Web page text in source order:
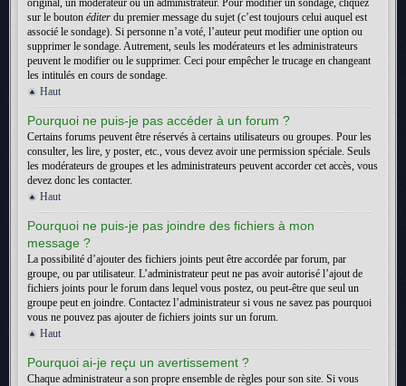
original, un modérateur ou un administrateur. Pour modifier un sondage, cliquez
sur le bouton éditer du premier message du sujet (c’est toujours celui auquel est
associé le sondage). Si personne n’a voté, l’auteur peut modifier une option ou
supprimer le sondage. Autrement, seuls les modérateurs et les administrateurs
peuvent le modifier ou le supprimer. Ceci pour empêcher le trucage en changeant
les intitulés en cours de sondage.
Haut
Pourquoi ne puis-je pas accéder à un forum ?
Certains forums peuvent être réservés à certains utilisateurs ou groupes. Pour les
consulter, les lire, y poster, etc., vous devez avoir une permission spéciale. Seuls
les modérateurs de groupes et les administrateurs peuvent accorder cet accès, vous
devez donc les contacter.
Haut
Pourquoi ne puis-je pas joindre des fichiers à mon
message ?
La possibilité d’ajouter des fichiers joints peut être accordée par forum, par
groupe, ou par utilisateur. L’administrateur peut ne pas avoir autorisé l’ajout de
fichiers joints pour le forum dans lequel vous postez, ou peut-être que seul un
groupe peut en joindre. Contactez l’administrateur si vous ne savez pas pourquoi
vous ne pouvez pas ajouter de fichiers joints sur un forum.
Haut
Pourquoi ai-je reçu un avertissement ?
Chaque administrateur a son propre ensemble de règles pour son site. Si vous